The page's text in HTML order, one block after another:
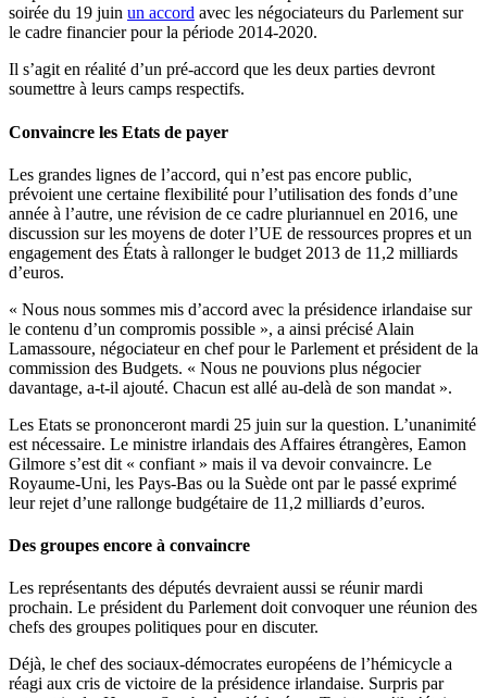
soirée du 19 juin un accord avec les négociateurs du Parlement sur
le cadre financier pour la période 2014-2020.
Il s’agit en réalité d’un pré-accord que les deux parties devront
soumettre à leurs camps respectifs.
Convaincre les Etats de payer
Les grandes lignes de l’accord, qui n’est pas encore public,
prévoient une certaine flexibilité pour l’utilisation des fonds d’une
année à l’autre, une révision de ce cadre pluriannuel en 2016, une
discussion sur les moyens de doter l’UE de ressources propres et un
engagement des États à rallonger le budget 2013 de 11,2 milliards
d’euros.
« Nous nous sommes mis d’accord avec la présidence irlandaise sur
le contenu d’un compromis possible », a ainsi précisé Alain
Lamassoure, négociateur en chef pour le Parlement et président de la
commission des Budgets. « Nous ne pouvions plus négocier
davantage, a-t-il ajouté. Chacun est allé au-delà de son mandat ».
Les Etats se prononceront mardi 25 juin sur la question. L’unanimité
est nécessaire. Le ministre irlandais des Affaires étrangères, Eamon
Gilmore s’est dit « confiant » mais il va devoir convaincre. Le
Royaume-Uni, les Pays-Bas ou la Suède ont par le passé exprimé
leur rejet d’une rallonge budgétaire de 11,2 milliards d’euros.
Des groupes encore à convaincre
Les représentants des députés devraient aussi se réunir mardi
prochain. Le président du Parlement doit convoquer une réunion des
chefs des groupes politiques pour en discuter.
Déjà, le chef des sociaux-démocrates européens de l’hémicycle a
réagi aux cris de victoire de la présidence irlandaise. Surpris par